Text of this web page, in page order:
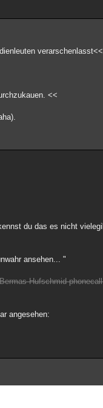
verarschenlasst<<
<<
du das es nicht
ansehen... "
Hufschmid-
angesehen: